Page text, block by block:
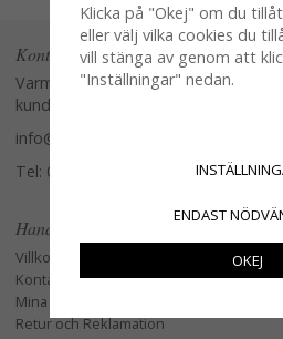
Kontakta oss
Varmt välkommen att kontakta vår
kundtjänst.
info@glasverandan.se
Tel: 079-3495968
Handla
Villkor
Kontakta oss
Mina favoriter
Retur och Reklamation
Klicka på "Okej" om du
eller välj vilka cookies du
vill stänga av genom att
"Inställningar" nedan.
ENDAST
OKEJ